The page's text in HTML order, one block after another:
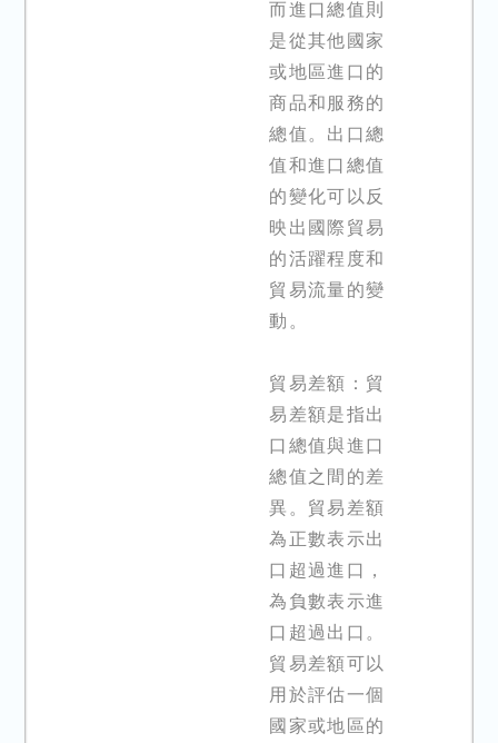
而進口總值則
是從其他國家
或地區進口的
商品和服務的
總值。出口總
值和進口總值
的變化可以反
映出國際貿易
的活躍程度和
貿易流量的變
動。
貿易差額：貿
易差額是指出
口總值與進口
總值之間的差
異。貿易差額
為正數表示出
口超過進口，
為負數表示進
口超過出口。
貿易差額可以
用於評估一個
國家或地區的